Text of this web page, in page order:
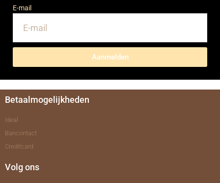
E-mail
Aanmelden
Betaalmogelijkheden
Ideal
Bancontact
Creditcard
Volg ons